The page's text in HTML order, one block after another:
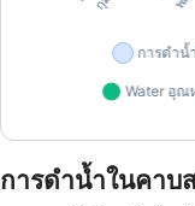
การดำน้ำในคาบ